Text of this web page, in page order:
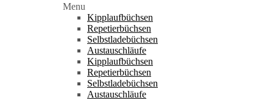
Menu
Kipplaufbüchsen
Repetierbüchsen
Selbstladebüchsen
Austauschläufe
Kipplaufbüchsen
Repetierbüchsen
Selbstladebüchsen
Austauschläufe